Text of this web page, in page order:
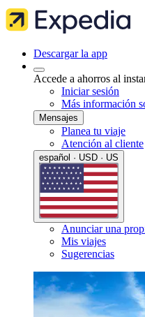
Descargar la app
Accede a ahorros al
Iniciar sesión
Más información
Mensajes
Planea tu viaje
Atención al cliente
español · USD · US
Anunciar una
Mis viajes
Sugerencias